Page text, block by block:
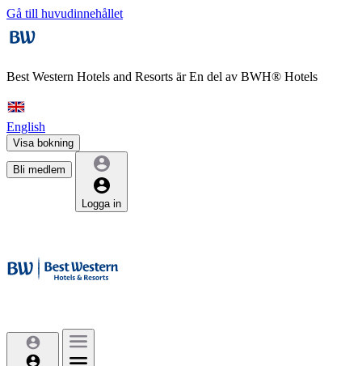
Gå till huvudinnehållet
Best Western Hotels and Resorts ärEn del av BWH® Hotels
English
Visa bokning
Bli medlem
Logga in